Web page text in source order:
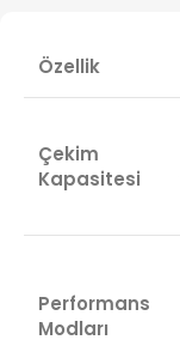
Özellik
Çekim
Kapasitesi
Performans
Modları